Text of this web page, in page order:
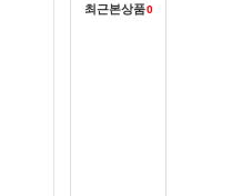
최근본상품0